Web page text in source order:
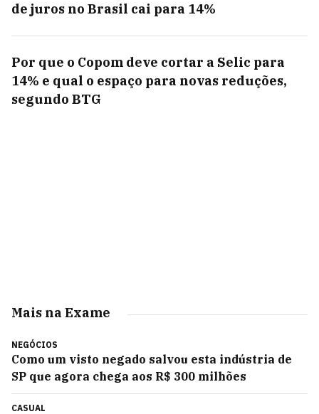
de juros no Brasil cai para 14%
Por que o Copom deve cortar a Selic para
14% e qual o espaço para novas reduções,
segundo BTG
Mais na Exame
NEGÓCIOS
Como um visto negado salvou esta indústria de
SP que agora chega aos R$ 300 milhões
CASUAL